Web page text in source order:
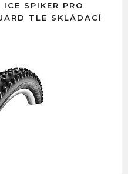
SPIKER PRO
TLE SKLÁDACÍ